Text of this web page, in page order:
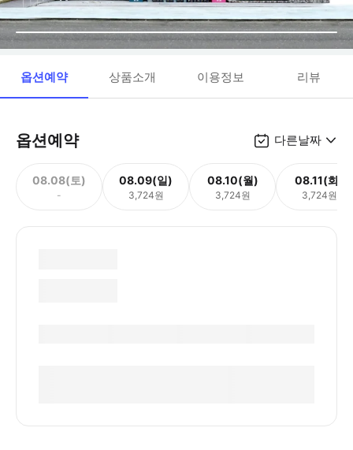
옵션예약 상품소개 이용정보 리뷰
옵션예약 다른날짜
08.08(토)
-
08.09(일)
3,724원
08.10(월)
3,724원
08.11(화)
3,724원